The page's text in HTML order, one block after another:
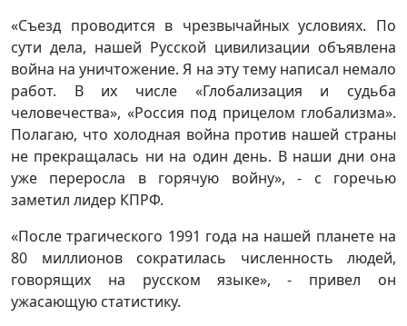
«Съезд проводится в чрезвычайных условиях. По
сути дела, нашей Русской цивилизации объявлена
война на уничтожение. Я на эту тему написал немало
работ. В их числе «Глобализация и судьба
человечества», «Россия под прицелом глобализма».
Полагаю, что холодная война против нашей страны
не прекращалась ни на один день. В наши дни она
уже переросла в горячую войну», - с горечью
заметил лидер КПРФ.
«После трагического 1991 года на нашей планете на
80 миллионов сократилась численность людей,
говорящих на русском языке», - привел он
ужасающую статистику.